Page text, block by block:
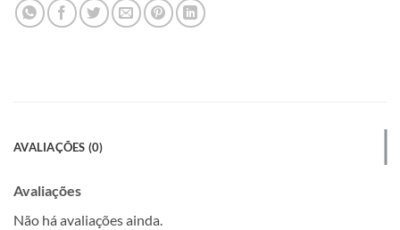
AVALIAÇÕES (0)
Avaliações
Não há avaliações ainda.